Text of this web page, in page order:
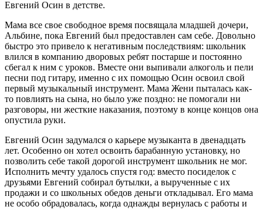
Евгений Осин в детстве.
Мама все свое свободное время посвящала младшей дочери,
Альбине, пока Евгений был предоставлен сам себе. Довольно
быстро это привело к негативным последствиям: школьник
влился в компанию дворовых ребят постарше и постоянно
сбегал к ним с уроков. Вместе они выпивали алкоголь и пели
песни под гитару, именно с их помощью Осин освоил свой
первый музыкальный инструмент. Мама Жени пыталась как-
то повлиять на сына, но было уже поздно: не помогали ни
разговоры, ни жесткие наказания, поэтому в конце концов она
опустила руки.
Евгений Осин задумался о карьере музыканта в двенадцать
лет. Особенно он хотел освоить барабанную установку, но
позволить себе такой дорогой инструмент школьник не мог.
Исполнить мечту удалось спустя год: вместо посиделок с
друзьями Евгений собирал бутылки, а вырученные с их
продажи и со школьных обедов деньги откладывал. Его мама
не особо обрадовалась, когда однажды вернулась с работы и